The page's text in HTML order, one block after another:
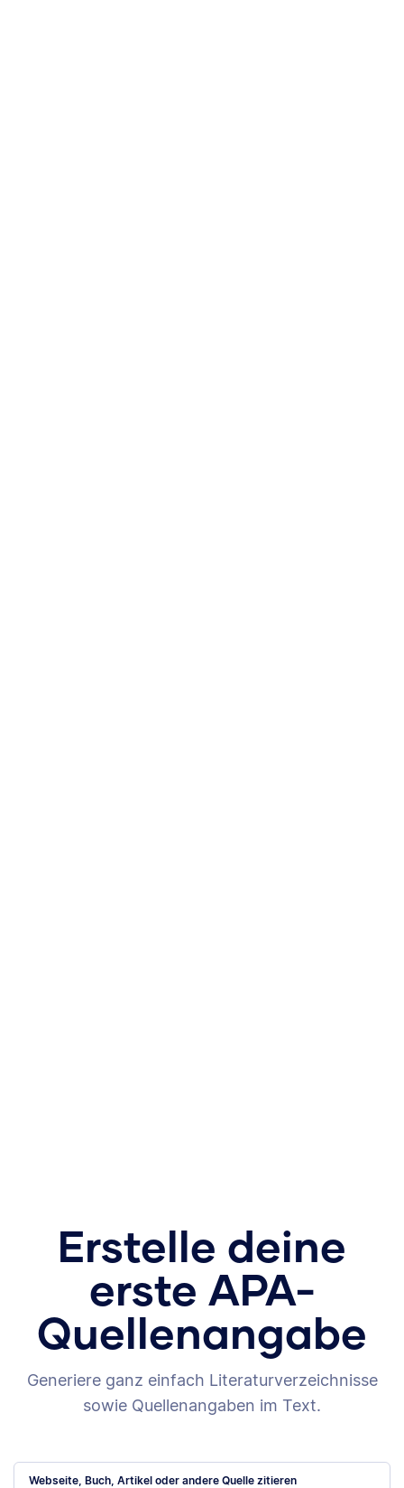
Erstelle deine
erste APA-
Quellenangabe
Generiere ganz einfach Literaturverzeichnisse
sowie Quellenangaben im Text.
Webseite, Buch, Artikel oder andere Quelle zitieren